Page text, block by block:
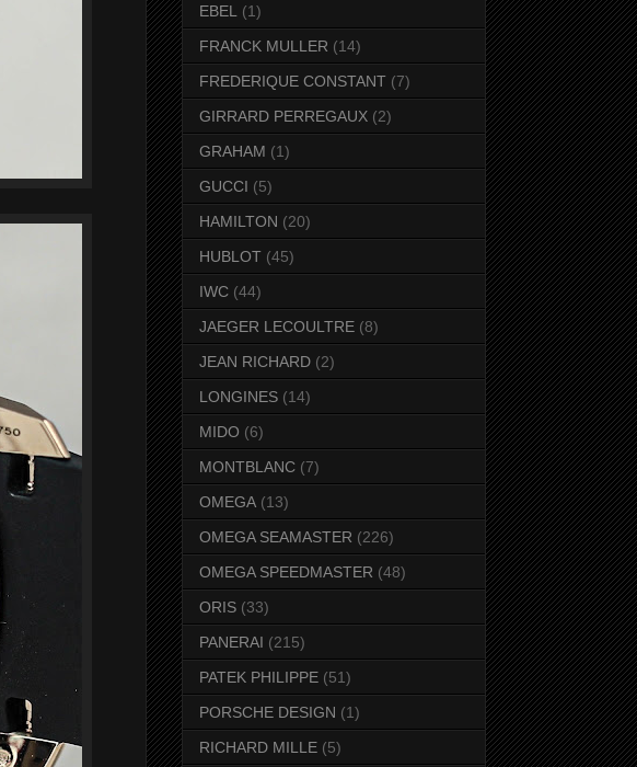
EBEL
(1)
FRANCK MULLER (14)
FREDERIQUE CONSTANT (7)
GIRRARD PERREGAUX (2)
GRAHAM (1)
GUCCI (5)
HAMILTON (20)
HUBLOT (45)
IWC (44)
JAEGER LECOULTRE (8)
JEAN RICHARD (2)
LONGINES (14)
MIDO (6)
MONTBLANC (7)
OMEGA (13)
OMEGA SEAMASTER (226)
OMEGA SPEEDMASTER (48)
ORIS (33)
PANERAI (215)
PATEK PHILIPPE (51)
PORSCHE DESIGN (1)
RICHARD MILLE (5)